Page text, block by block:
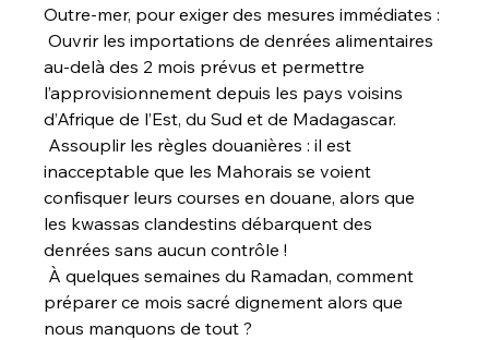
Outre-mer, pour exiger des mesures immédiates :
Ouvrir les importations de denrées alimentaires
au-delà des 2 mois prévus et permettre
l’approvisionnement depuis les pays voisins
d’Afrique de l’Est, du Sud et de Madagascar.
Assouplir les règles douanières : il est
inacceptable que les Mahorais se voient
confisquer leurs courses en douane, alors que
les kwassas clandestins débarquent des
denrées sans aucun contrôle !
À quelques semaines du Ramadan, comment
préparer ce mois sacré dignement alors que
nous manquons de tout ?